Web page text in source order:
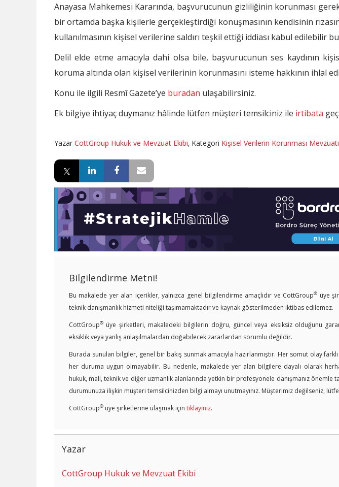
Anayasa Mahkemesi Kararında, başvurucunun gizliliğinin korunması
bir ortamda başka kişilerle gerçekleştirdiği konuşmasının kendisinin
kullanılmasının kişisel verilerine saldırı teşkil ettiği iddiası kabul edilebilir
Delil elde etme amacıyla dahi olsa bile, başvurucunun ses kaydının
koruma altında olan kişisel verilerinin korunmasını isteme hakkının ihlal
Konu ile ilgili Resmî Gazete’ye buradan ulaşabilirsiniz.
Ek bilgiye ihtiyaç duymanız hâlinde lütfen müşteri temsilciniz ile irtibata
Yazar CottGroup Hukuk ve Mevzuat Ekibi, Kategori Kişisel Verilerin Korunması Mevzuatı
Bilgilendirme Metni!
Bu makalede yer alan içerikler, yalnızca genel bilgilendirme amaçlıdır ve CottGroup® üye
teknik danışmanlık hizmeti niteliği taşımamaktadır ve kaynak gösterilmeden iktibas edilemez.
CottGroup® üye şirketleri, makaledeki bilgilerin doğru, güncel veya eksiksiz olduğunu
eksiklik veya yanlış anlaşılmalardan doğabilecek zararlardan sorumlu değildir.
Burada sunulan bilgiler, genel bir bakış sunmak amacıyla hazırlanmıştır. Her somut olay
her duruma uygun olmayabilir. Bu nedenle, makalede yer alan bilgilere dayalı olarak
hukuk, mali, teknik ve diğer uzmanlık alanlarında yetkin bir profesyonele danışmanız önemle
durumunuza ilişkin müşteri temsilcinizden bilgi almayı unutmayınız. Müşterimiz değilseniz,
CottGroup® üye şirketlerine ulaşmak için tıklayınız.
Yazar
CottGroup Hukuk ve Mevzuat Ekibi